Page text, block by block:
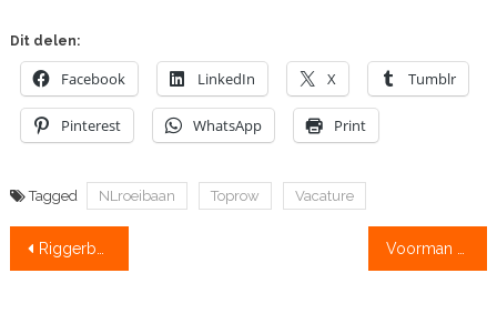
Dit delen:
Facebook LinkedIn X Tumblr
Pinterest WhatsApp Print
Tagged NLroeibaan Toprow Vacature
Bericht
Riggerbouwer Kees Verschoor (85) is overleden